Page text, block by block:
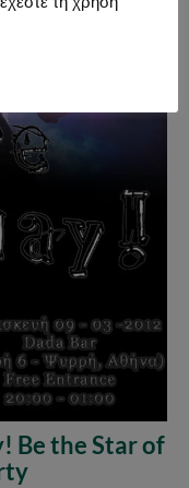
Be the Star of